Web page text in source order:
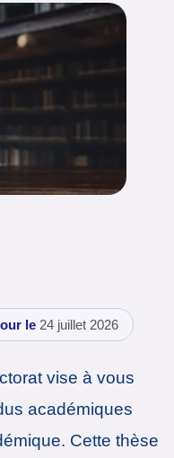
le 24 juillet 2026
vise à vous
académiques
Cette thèse